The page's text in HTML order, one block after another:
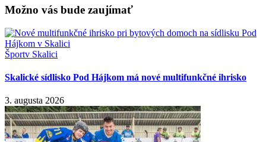
Možno vás bude zaujímať
Športv Skalici
Skalické sídlisko Pod Hájkom má nové multifunkčné ihrisko
3. augusta 2026